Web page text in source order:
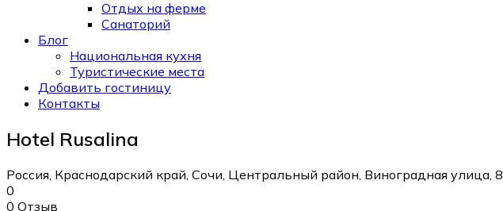
Отдых на ферме
Санаторий
Блог
Национальная кухня
Туристические места
Добавить гостиницу
Контакты
Hotel Rusalina
Россия, Краснодарский край, Сочи, Центральный район, Виноградная улица,
0
0 Отзыв